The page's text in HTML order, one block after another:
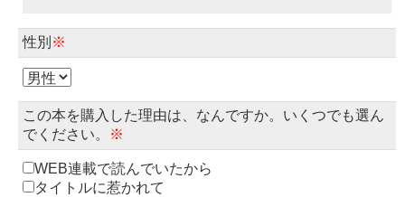
性別 ※
この本を購入した理由は、なんですか。いくつでも選ん
でください。
※
WEB連載で読んでいたから
タイトルに惹かれて